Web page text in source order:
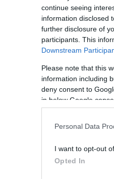
continue seeing
information disclosed
further disclosure of
participants. This
Downstream
Please note that this
information including
deny consent to
in below Google
Personal Data
I want to opt-out
Opted In